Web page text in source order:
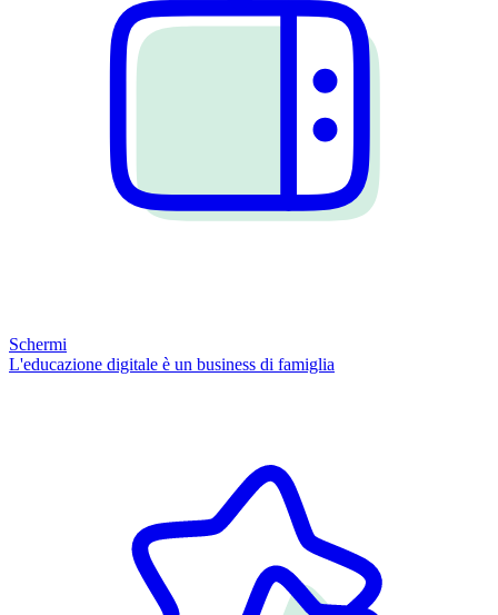
Schermi
L'educazione digitale è un business di famiglia